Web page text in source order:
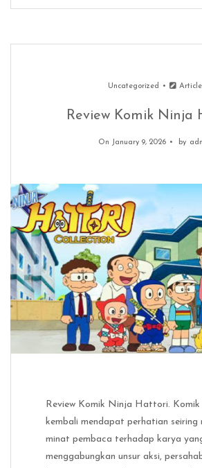
Uncategorized Article
Review Komik Ninja
On January 9, 2026 by
Review Komik Ninja Hattori.
kembali mendapat perhatian seiring
minat pembaca terhadap karya
menggabungkan unsur aksi,